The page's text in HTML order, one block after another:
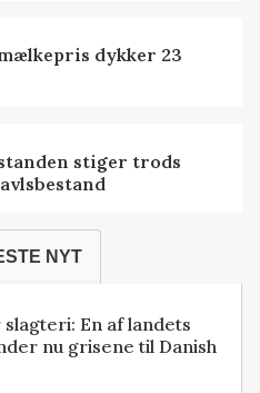
dykker 23
stiger trods
NYT
En af landets
nu grisene til Danish